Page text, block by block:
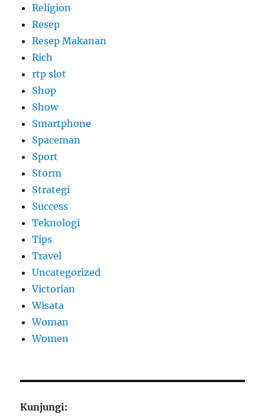
Religion
Resep
Resep Makanan
Rich
rtp slot
Shop
Show
Smartphone
Spaceman
Sport
Storm
Strategi
Success
Teknologi
Tips
Travel
Uncategorized
Victorian
Wisata
Woman
Women
Kunjungi: